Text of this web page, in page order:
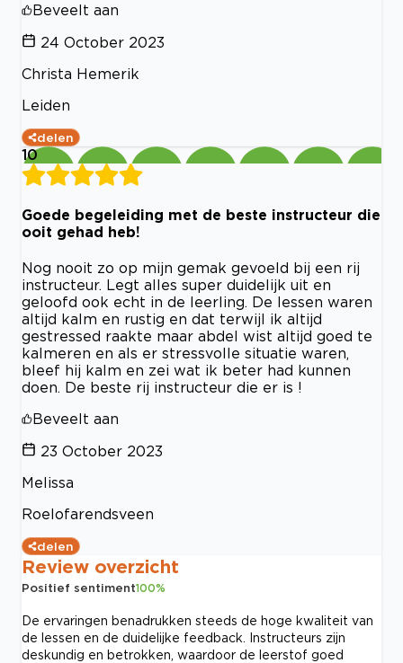
Beveelt aan
24 October 2023
Christa Hemerik
Leiden
delen
10
Goede begeleiding met de beste instructeur die
ooit gehad heb!
Nog nooit zo op mijn gemak gevoeld bij een rij
instructeur. Legt alles super duidelijk uit en
geloofd ook echt in de leerling. De lessen waren
altijd kalm en rustig en dat terwijl ik altijd
gestressed raakte maar abdel wist altijd goed te
kalmeren en als er stressvolle situatie waren,
bleef hij kalm en zei wat ik beter had kunnen
doen. De beste rij instructeur die er is !
Beveelt aan
23 October 2023
Melissa
Roelofarendsveen
delen
Review overzicht
Positief sentiment100%
De ervaringen benadrukken steeds de hoge kwaliteit van
de lessen en de duidelijke feedback. Instructeurs zijn
deskundig en betrokken, waardoor de leerstof goed